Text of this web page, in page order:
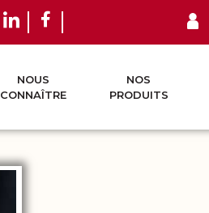
NOUS
CONNAÎTRE
NOS
PRODUITS